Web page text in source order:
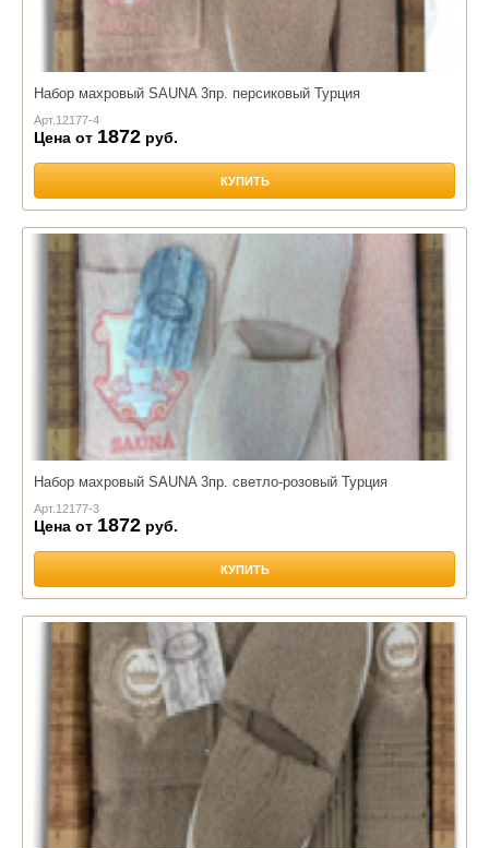
Набор махровый SAUNA 3пр. персиковый Турция
Арт. 12177-4
Цена от 1872 руб.
КУПИТЬ
Набор махровый SAUNA 3пр. светло-розовый Турция
Арт. 12177-3
Цена от 1872 руб.
КУПИТЬ